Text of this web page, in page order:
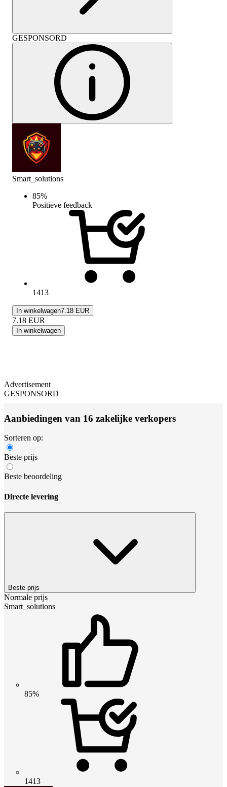
GESPONSORD
Smart_solutions
85%
Positieve feedback
1413
In winkelwagen7.18 EUR
7.18 EUR
In winkelwagen
Advertisement
GESPONSORD
Aanbiedingen van 16 zakelijke verkopers
Sorteren op:
Beste prijs
Beste beoordeling
Directe levering
Beste prijs
Normale prijs
Smart_solutions
85%
1413